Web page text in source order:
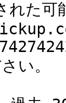
れた
い。